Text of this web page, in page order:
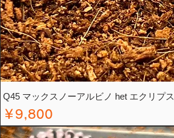
Q45 マックスノーアルビノ het エクリプス
価格
￥9,800